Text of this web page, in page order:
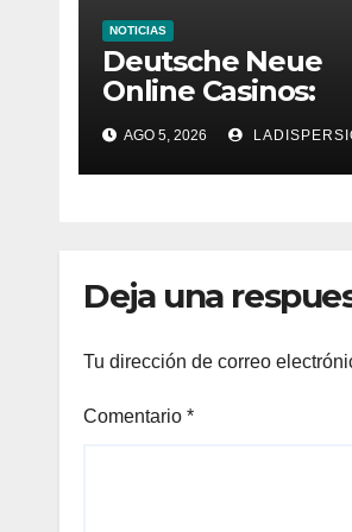
NOTICIAS
Deutsche Neue
Online Casinos:
Dein
Ratgeber für
moderne
AGO 5, 2026
Deja una
Tu dirección de correo
Comentario *